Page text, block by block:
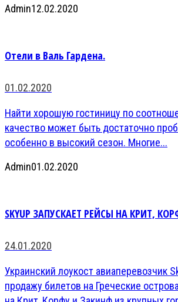
Admin12.02.2020
Отели в Валь Гардена.
01.02.2020
Найти хорошую гостиницу по
качество может быть достаточно
особенно в высокий сезон. Многие...
Admin01.02.2020
SKYUP ЗАПУСКАЕТ РЕЙСЫ НА КРИТ,
24.01.2020
Украинский лоукост авиаперевозчик
продажу билетов на Греческие